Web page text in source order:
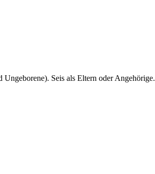
Seis als Eltern oder Angehörige.